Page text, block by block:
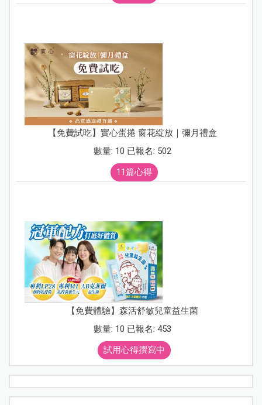
【免費試吃】實心蛋捲 窗花綻放｜彌月禮盒
數量: 10 已報名: 502
11篇心得
【免費體驗】森活舒敏兒童益生菌
數量: 10 已報名: 453
試用心得撰寫中